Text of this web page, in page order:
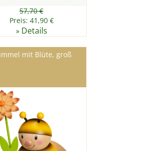
57,70 €
Preis: 41,90 €
» Details
mit Blüte, groß